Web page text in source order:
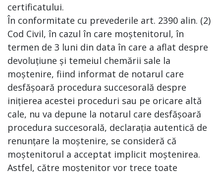
certificatului.
În conformitate cu prevederile art. 2390 alin. (2)
Cod Civil, în cazul în care moștenitorul, în
termen de 3 luni din data în care a aflat despre
devoluțiune și temeiul chemării sale la
moștenire, fiind informat de notarul care
desfășoară procedura succesorală despre
inițierea acestei proceduri sau pe oricare altă
cale, nu va depune la notarul care desfășoară
procedura succesorală, declarația autentică de
renunțare la moștenire, se consideră că
moștenitorul a acceptat implicit moștenirea.
Astfel, către moștenitor vor trece toate